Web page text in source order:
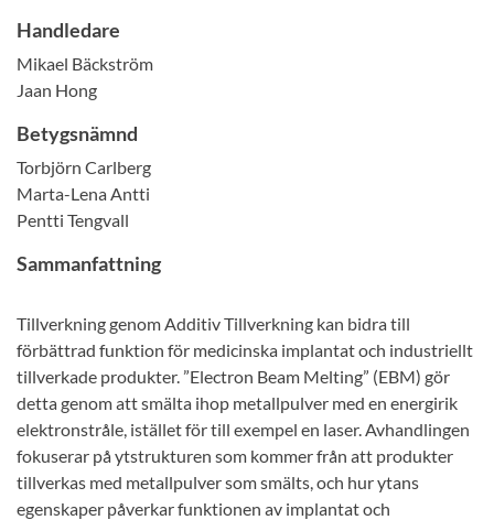
Handledare
Mikael Bäckström
Jaan Hong
Betygsnämnd
Torbjörn Carlberg
Marta-Lena Antti
Pentti Tengvall
Sammanfattning
Tillverkning genom Additiv Tillverkning kan bidra till
förbättrad funktion för medicinska implantat och industriellt
tillverkade produkter. ”Electron Beam Melting” (EBM) gör
detta genom att smälta ihop metallpulver med en energirik
elektronstråle, istället för till exempel en laser. Avhandlingen
fokuserar på ytstrukturen som kommer från att produkter
tillverkas med metallpulver som smälts, och hur ytans
egenskaper påverkar funktionen av implantat och